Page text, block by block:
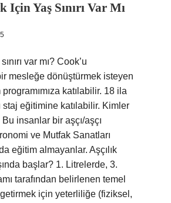
Için Yaş Sınırı Var Mı
var mı? Cook’u
mesleğe dönüştürmek isteyen
katılabilir. 18 ila
staj eğitimine katılabilir. Kimler
insanlar bir aşçı/aşçı
ve Mutfak Sanatları
eğitim almayanlar. Aşçılık
başlar? 1. Litrelerde, 3.
tarafından belirlenen temel
için yeterliliğe (fiziksel,